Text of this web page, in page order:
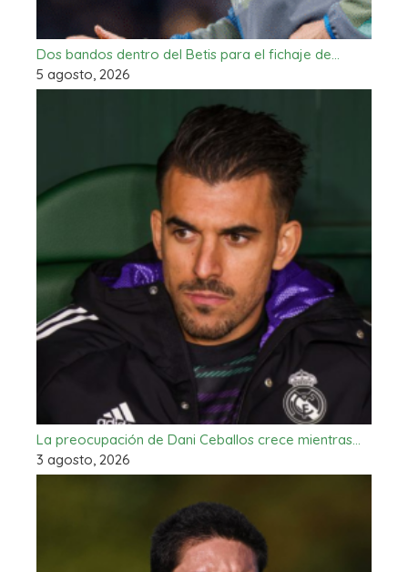
Dos bandos dentro del Betis para el fichaje de…
5 agosto, 2026
La preocupación de Dani Ceballos crece mientras…
3 agosto, 2026